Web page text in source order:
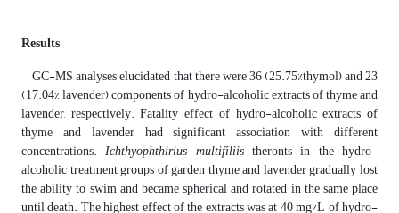
Results
GC-MS analyses elucidated that there were 36 (25.75%thymol) and 23
(17.04% lavender) components of hydro-alcoholic extracts of thyme and
lavender, respectively. Fatality effect of hydro-alcoholic extracts of
thyme and lavender had significant association with different
concentrations.Ichthyophthirius multifiliistheronts in the hydro-
alcoholic treatment groups of garden thyme and lavender gradually lost
the ability to swim and became spherical and rotated in the same place
until death. The highest effect of the extracts was at 40 mg/L of hydro-